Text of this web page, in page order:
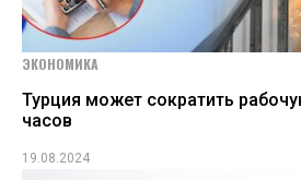
ЭКОНОМИКА
Турция может сократить
часов
19.08.2024